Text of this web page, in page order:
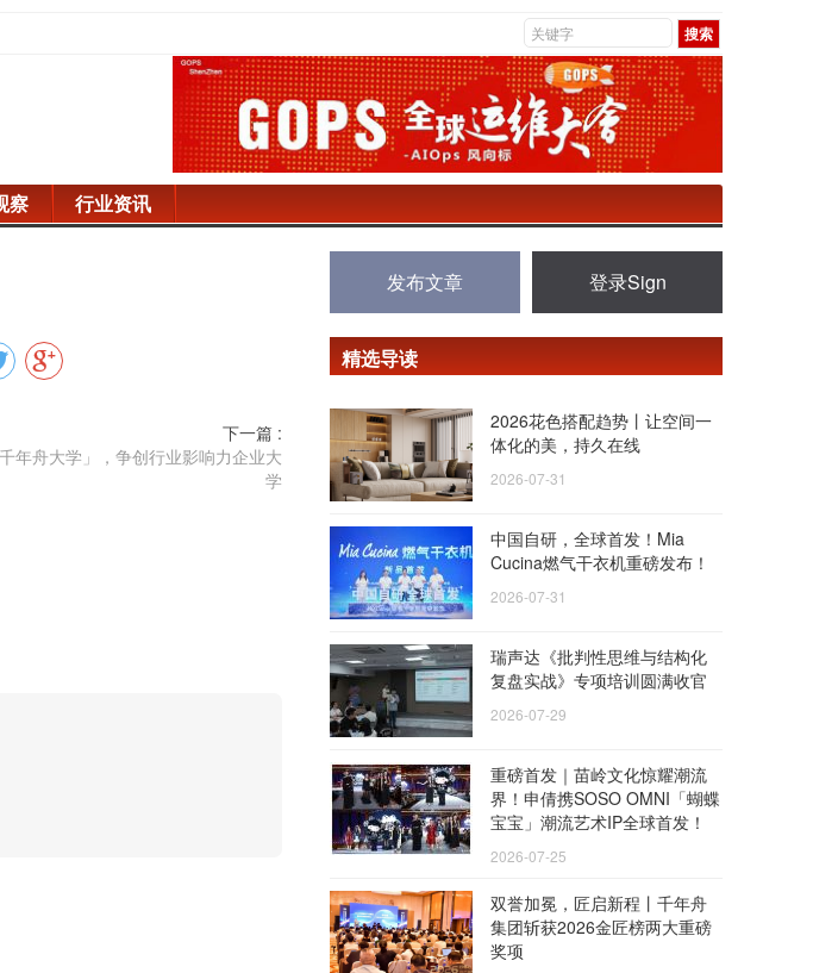
察 行业资讯
下一篇 :
年舟大学」，争创行业影响力企业大
学
发布文章 登录Sign
精选导读
2026花色搭配趋势丨让空间一
体化的美，持久在线
2026-07-31
中国自研，全球首发！Mia
Cucina燃气干衣机重磅发布！
2026-07-31
瑞声达《批判性思维与结构化
复盘实战》专项培训圆满收官
2026-07-29
重磅首发｜苗岭文化惊耀潮流
界！申倩携SOSO OMNI「蝴蝶
宝宝」潮流艺术IP全球首发！
2026-07-25
双誉加冕，匠启新程丨千年舟
集团斩获2026金匠榜两大重磅
奖项